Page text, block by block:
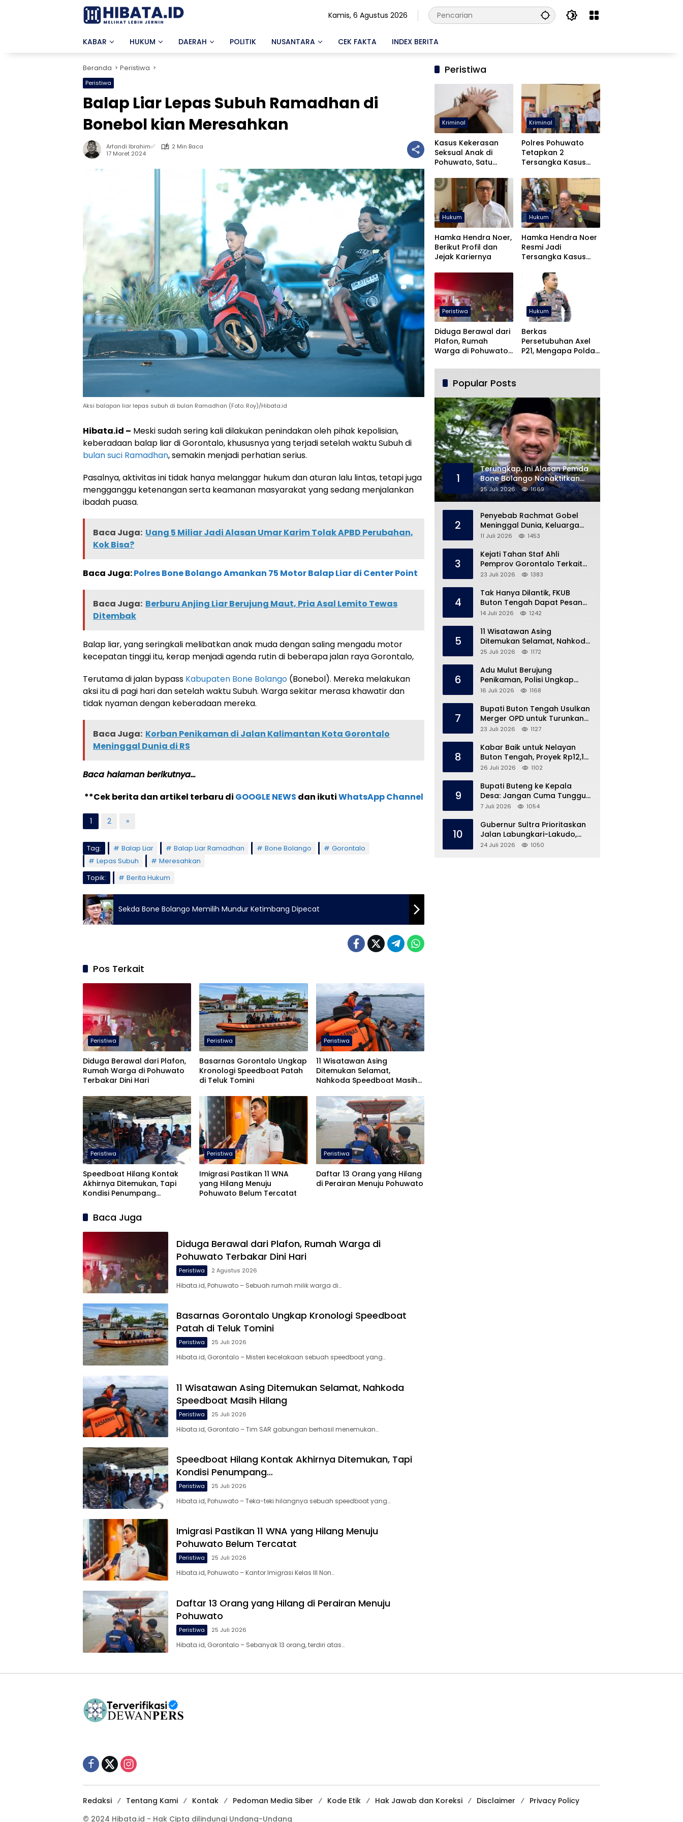
Kamis, 6 Agustus 2026
KABAR HUKUM DAERAH POLITIK NUSANTARA CEK FAKTA INDEX BERITA
Beranda Peristiwa
Peristiwa
Balap Liar Lepas Subuh Ramadhan di
Bonebol kian Meresahkan
Arfandi Ibrahim✅
2 Min Baca
17 Maret 2024
Aksi balapan liar lepas subuh di bulan Ramadhan (Foto: Roy)/Hibata.id
Hibata.id – Meski sudah sering kali dilakukan penindakan oleh pihak kepolisian,
keberadaan balap liar di Gorontalo, khususnya yang terjadi setelah waktu Subuh di
bulan suci Ramadhan, semakin menjadi perhatian serius.
Pasalnya, aktivitas ini tidak hanya melanggar hukum dan aturan lalu lintas, tetapi juga
mengganggu ketenangan serta keamanan masyarakat yang sedang menjalankan
ibadah puasa.
Baca Juga: Uang 5 Miliar Jadi Alasan Umar Karim Tolak APBD Perubahan,
Kok Bisa?
Baca Juga:Polres Bone Bolango Amankan 75 Motor Balap Liar di Center Point
Baca Juga: Berburu Anjing Liar Berujung Maut, Pria Asal Lemito Tewas
Ditembak
Balap liar, yang seringkali melibatkan anak muda dengan saling mengadu motor
kecepatan tinggi itu, kerap menjadi agenda rutin di beberapa jalan raya Gorontalo,
Terutama di jalan bypass Kabupaten Bone Bolango (Bonebol). Mereka melakukan
aksi itu di pagi hari dan setelah waktu Subuh. Warga sekitar merasa khawatir dan
tidak nyaman dengan keberadaan mereka.
Baca Juga: Korban Penikaman di Jalan Kalimantan Kota Gorontalo
Meninggal Dunia di RS
Baca halaman berikutnya…
**Cek berita dan artikel terbaru di GOOGLE NEWS dan ikutiWhatsApp Channel
1 2 »
Tag: Balap Liar Balap Liar Ramadhan Bone Bolango
Gorontalo
Lepas Subuh
Meresahkan
Topik:
Berita Hukum
Sekda Bone Bolango Memilih Mundur Ketimbang Dipecat
Pos Terkait
Peristiwa
Diduga Berawal dari Plafon,
Rumah Warga di Pohuwato
Terbakar Dini Hari
Peristiwa
Basarnas Gorontalo Ungkap
Kronologi Speedboat Patah
di Teluk Tomini
Peristiwa
11 Wisatawan Asing
Ditemukan Selamat,
Nahkoda Speedboat Masih
Peristiwa
Speedboat Hilang Kontak
Akhirnya Ditemukan, Tapi
Kondisi Penumpang…
Peristiwa
Imigrasi Pastikan 11 WNA
yang Hilang Menuju
Pohuwato Belum Tercatat
Peristiwa
Daftar 13 Orang yang Hilang
di Perairan Menuju Pohuwato
Baca Juga
Diduga Berawal dari Plafon, Rumah Warga di
Pohuwato Terbakar Dini Hari
Peristiwa 2 Agustus 2026
Hibata.id, Pohuwato – Sebuah rumah milik warga di…
Basarnas Gorontalo Ungkap Kronologi Speedboat
Patah di Teluk Tomini
Peristiwa 25 Juli 2026
Hibata.id, Gorontalo – Misteri kecelakaan sebuah speedboat yang…
11 Wisatawan Asing Ditemukan Selamat, Nahkoda
Speedboat Masih Hilang
Peristiwa 25 Juli 2026
Hibata.id, Gorontalo – Tim SAR gabungan berhasil menemukan…
Speedboat Hilang Kontak Akhirnya Ditemukan, Tapi
Kondisi Penumpang…
Peristiwa 25 Juli 2026
Hibata.id, Pohuwato – Teka-teki hilangnya sebuah speedboat yang…
Imigrasi Pastikan 11 WNA yang Hilang Menuju
Pohuwato Belum Tercatat
Peristiwa 25 Juli 2026
Hibata.id, Pohuwato – Kantor Imigrasi Kelas III Non…
Daftar 13 Orang yang Hilang di Perairan Menuju
Pohuwato
Peristiwa 25 Juli 2026
Hibata.id, Gorontalo – Sebanyak 13 orang, terdiri atas…
Peristiwa
Kriminal
Kasus Kekerasan
Seksual Anak di
Pohuwato, Satu
Kriminal
Polres Pohuwato
Tetapkan 2
Tersangka Kasus
dan Pencabulan
Hukum
Hamka Hendra Noer,
Berikut Profil dan
Jejak Kariernya
Hukum
Hamka Hendra Noer
Resmi Jadi
Tersangka Kasus
Gorontalo
Peristiwa
Diduga Berawal dari
Plafon, Rumah
Warga di Pohuwato
Hukum
Berkas
Persetubuhan Axel
P21, Mengapa Polda
Waktu Begitu Lama?
Popular Posts
1
Terungkap, Ini Alasan Pemda
Bone Bolango Nonaktifkan
Kades Toto Utara
25 Juli 2026 1669
2
Penyebab Rachmat Gobel
Meninggal Dunia, Keluarga
Ungkap Kondisi Terakhir
11 Juli 2026 1453
3
Kejati Tahan Staf Ahli
Pemprov Gorontalo Terkait
Dugaan Korupsi Rp5 Miliar
23 Juli 2026 1383
4
Tak Hanya Dilantik, FKUB
Buton Tengah Dapat Pesan
Khusus dari Bupati Azhari
14 Juli 2026 1242
5
11 Wisatawan Asing
Ditemukan Selamat, Nahkoda
Speedboat Masih Hilang
25 Juli 2026 1172
6
Adu Mulut Berujung
Penikaman, Polisi Ungkap
Kronologi di Pasar Marisa
16 Juli 2026 1168
7
Bupati Buton Tengah Usulkan
Merger OPD untuk Turunkan
Belanja Pegawai APBD
23 Juli 2026 1127
8
Kabar Baik untuk Nelayan
Buton Tengah, Proyek Rp12,1
Miliar Akhirnya Dimulai
26 Juli 2026 1102
9
Bupati Buteng ke Kepala
Desa: Jangan Cuma Tunggu
Dana Desa, ‘Jemput Bola’
7 Juli 2026 1054
10
Gubernur Sultra Prioritaskan
Jalan Labungkari-Lakudo,
Buteng Kebagian 1,7 Km
24 Juli 2026 1050
Redaksi Tentang Kami Kontak Pedoman Media Siber Kode Etik Hak Jawab dan Koreksi Disclaimer
Privacy Policy
© 2024 Hibata.id - Hak Cipta dilindungi Undang-Undang